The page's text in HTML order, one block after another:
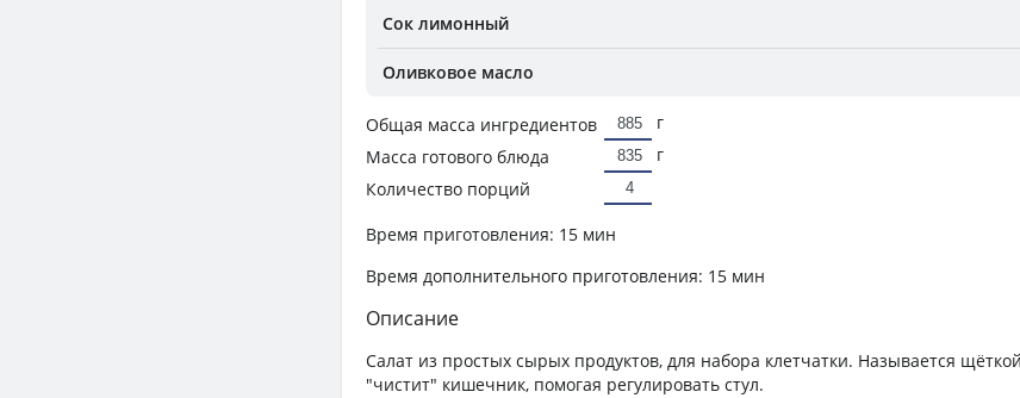
Сок лимонный
Оливковое масло
Общая масса ингредиентов
г
Масса готового блюда
г
Количество порций
Время приготовления: 15 мин
Время дополнительного приготовления: 15 мин
Описание
Салат из простых сырых продуктов, для набора клетчатки. Называется
"чистит" кишечник, помогая регулировать стул.